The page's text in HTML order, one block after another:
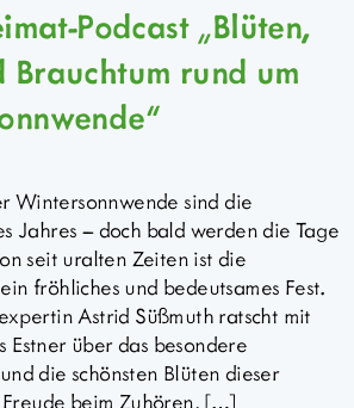
Podcast „Blüten,
Brauchtum rund um
Wintersonnwende sind die
Jahres – doch bald werden die Tage
seit uralten Zeiten ist die
fröhliches und bedeutsames Fest.
Astrid Süßmuth ratscht mit
über das besondere
die schönsten Blüten dieser
beim Zuhören, […]